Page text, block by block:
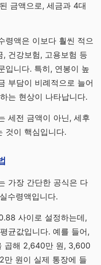
금액으로, 세금과 4대
령액은 이보다 훨씬 적으
건강보험, 고용보험 등
입니다. 특히, 연봉이 높
부담이 비례적으로 늘어
는 현상이 나타납니다.
세전 금액이 아닌, 세후
것이 핵심입니다.
가장 간단한 공식은 다
수령액입니다.
사이로 설정하는데,
균값입니다. 예를 들어,
곱해 2,640만 원, 3,600
만 원이 실제 통장에 들